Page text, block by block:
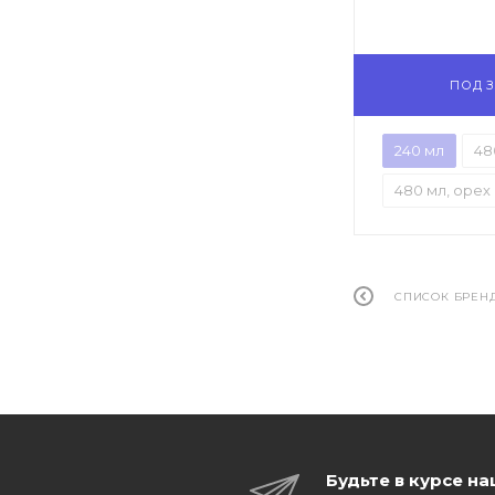
ПОД
240 мл
480 мл, орех
СПИСОК
Будьте в курсе